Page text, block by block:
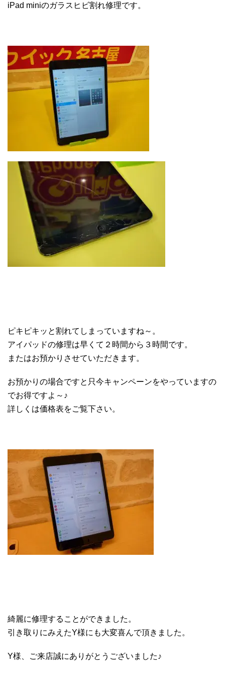
iPad miniのガラスヒビ割れ修理です。
ピキピキッと割れてしまっていますね～。
アイパッドの修理は早くて２時間から３時間です。
またはお預かりさせていただきます。
お預かりの場合ですと只今キャンペーンをやっていますの
でお得ですよ～♪
詳しくは価格表をご覧下さい。
綺麗に修理することができました。
引き取りにみえたY様にも大変喜んで頂きました。
Y様、ご来店誠にありがとうございました♪